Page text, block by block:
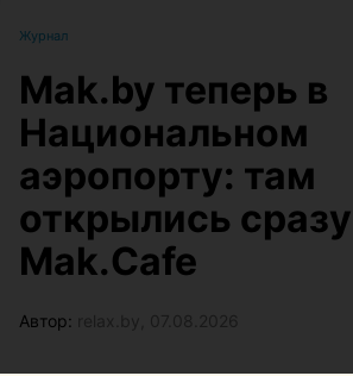
Журнал
Mak.by теперь в
Национальном
аэропорту: там
открылись
Mak.Cafe
Автор: